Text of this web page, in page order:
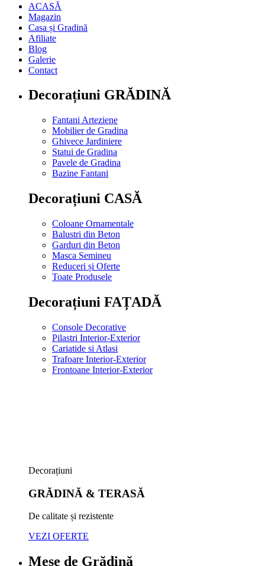
ACASĂ
Magazin
Casa și Gradină
Afiliate
Blog
Galerie
Contact
Decorațiuni GRĂDINĂ
Fantani Arteziene
Mobilier de Gradina
Ghivece Jardiniere
Statui de Gradina
Pavele de Gradina
Bazine Fantani
Decorațiuni CASĂ
Coloane Ornamentale
Balustri din Beton
Garduri din Beton
Masca Semineu
Reduceri și Oferte
Toate Produsele
Decorațiuni FAȚADĂ
Console Decorative
Pilastri Interior-Exterior
Cariatide si Atlasi
Trafoare Interior-Exterior
Frontoane Interior-Exterior
Decorațiuni
GRĂDINĂ & TERASĂ
De calitate și rezistente
VEZI OFERTE
Mese de Grădină